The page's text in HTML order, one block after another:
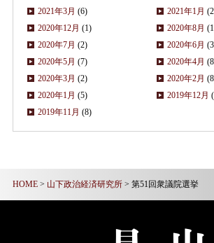
2021年3月 (6) 2021年1月
2020年12月 (1) 2020年8月
2020年7月 (2) 2020年6月
2020年5月 (7) 2020年4月
2020年3月 (2) 2020年2月
2020年1月 (5) 2019年12月
2019年11月 (8)
HOME> 山下政治経済研究所> 第51回衆議院選挙